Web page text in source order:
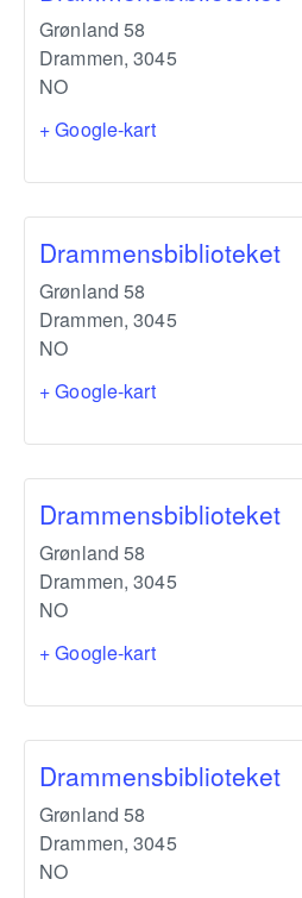
Grønland 58
Drammen, 3045
NO
+ Google-kart
Drammensbiblioteket
Grønland 58
Drammen, 3045
NO
+ Google-kart
Drammensbiblioteket
Grønland 58
Drammen, 3045
NO
+ Google-kart
Drammensbiblioteket
Grønland 58
Drammen, 3045
NO